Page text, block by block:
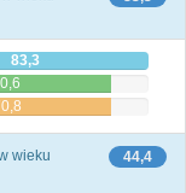
83,3
44,4
wieku